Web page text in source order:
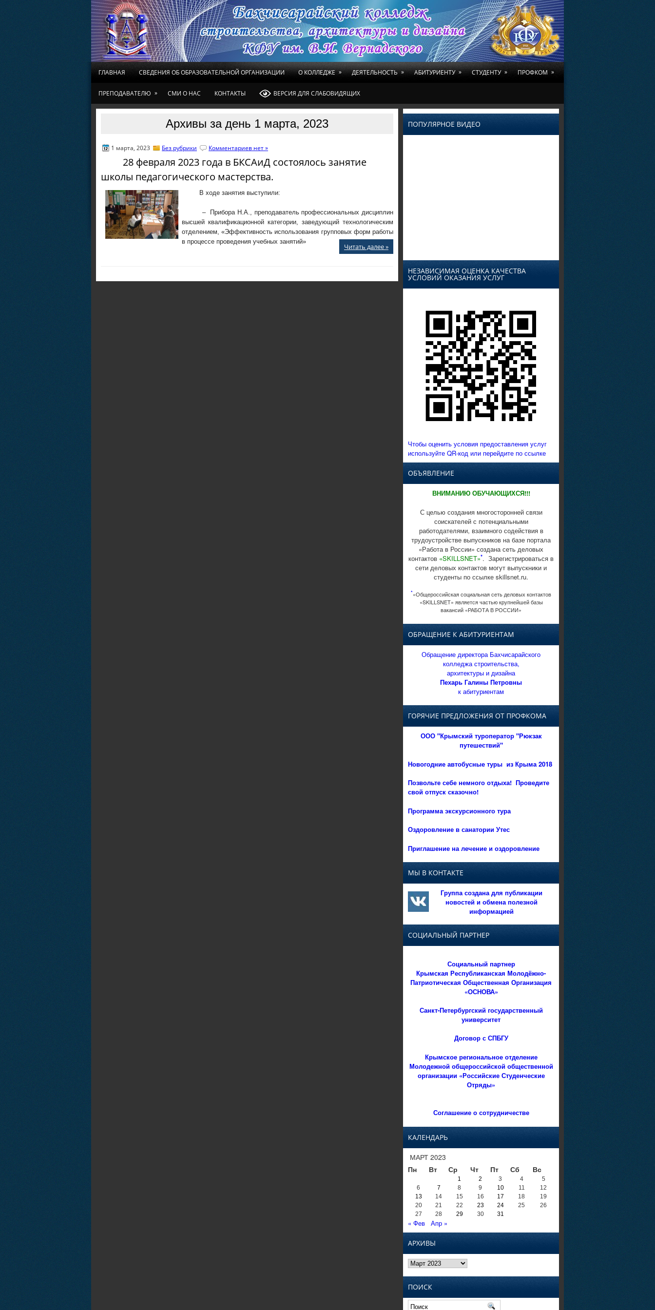
ГЛАВНАЯ СВЕДЕНИЯ ОБ ОБРАЗОВАТЕЛЬНОЙ ОРГАНИЗАЦИИ О КОЛЛЕДЖЕ » ДЕЯТЕЛЬНОСТЬ » АБИТУРИЕНТУ » СТУДЕНТУ » ПРОФКОМ »
ПРЕПОДАВАТЕЛЮ » СМИ О НАС КОНТАКТЫ ВЕРСИЯ ДЛЯ СЛАБОВИДЯЩИХ
Архивы за день 1 марта, 2023
1 марта, 2023 Без рубрики Комментариев нет »
28 февраля 2023 года в БКСАиД состоялось занятие
школы педагогического мастерства.
В ходе занятия выступили:
– Прибора Н.А., преподаватель профессиональных дисциплин
высшей квалификационной категории, заведующий технологическим
отделением, «Эффективность использования групповых форм работы
в процессе проведения учебных занятий»
Читать далее »
ПОПУЛЯРНОЕ ВИДЕО
НЕЗАВИСИМАЯ ОЦЕНКА КАЧЕСТВА
УСЛОВИЙ ОКАЗАНИЯ УСЛУГ
Чтобы оценить условия предоставления услуг
используйте QR-код или перейдите по ссылке
ОБЪЯВЛЕНИЕ
ВНИМАНИЮ ОБУЧАЮЩИХСЯ!!!
С целью создания многосторонней связи
соискателей с потенциальными
работодателями, взаимного содействия в
трудоустройстве выпускников на базе портала
«Работа в России» создана сеть деловых
контактов «SKILLSNET»*. Зарегистрироваться в
сети деловых контактов могут выпускники и
студенты по ссылке skillsnet.ru.
*«Общероссийская социальная сеть деловых контактов
«SKILLSNET» является частью крупнейшей базы
вакансий «РАБОТА В РОССИИ»
ОБРАЩЕНИЕ К АБИТУРИЕНТАМ
Обращение директора Бахчисарайского
колледжа строительства,
архитектуры и дизайна
Пехарь Галины Петровны
к абитуриентам
ГОРЯЧИЕ ПРЕДЛОЖЕНИЯ ОТ ПРОФКОМА
ООО "Крымский туроператор "Рюкзак
путешествий"
Новогодние автобусные туры из Крыма 2018
Позвольте себе немного отдыха! Проведите
свой отпуск сказочно!
Программа экскурсионного тура
Оздоровление в санатории Утес
Приглашение на лечение и оздоровление
МЫ В КОНТАКТЕ
Группа создана для публикации
новостей и обмена полезной
информацией
СОЦИАЛЬНЫЙ ПАРТНЕР
Социальный партнер
Крымская Республиканская Молодёжно-
Патриотическая Общественная Организация
«ОСНОВА»
Санкт-Петербургский государственный
университет
Договор с СПБГУ
Крымское региональное отделение
Молодежной общероссийской общественной
организации «Российские Студенческие
Отряды»
Соглашение о сотрудничестве
КАЛЕНДАРЬ
МАРТ 2023
Пн
Вт Ср Чт Пт Сб Вс
1 2 3 4
5
6
7 8 9 10 11
12
13
14 15 16 17 18
19
20
21 22 23 24 25
26
27
28 29 30 31
« Фев Апр »
АРХИВЫ
Архивы
ПОИСК